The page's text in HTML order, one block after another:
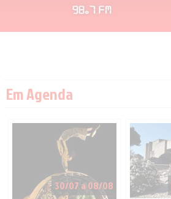
Em Agenda
30/07 a 08/08